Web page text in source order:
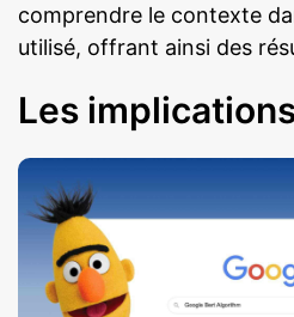
comprendre le contexte
utilisé, offrant ainsi des
Les